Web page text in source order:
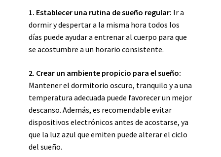
1. Establecer una rutina de sueño regular: Ir a
dormir y despertar a la misma hora todos los
días puede ayudar a entrenar al cuerpo para que
se acostumbre a un horario consistente.
2. Crear un ambiente propicio para el sueño:
Mantener el dormitorio oscuro, tranquilo y a una
temperatura adecuada puede favorecer un mejor
descanso. Además, es recomendable evitar
dispositivos electrónicos antes de acostarse, ya
que la luz azul que emiten puede alterar el ciclo
del sueño.